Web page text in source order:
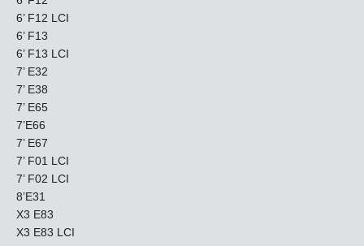
6’ F12 LCI
6’ F13
6’ F13 LCI
7’ E32
7’ E38
7’ E65
7’E66
7’ E67
7’ F01 LCI
7’ F02 LCI
8’E31
X3 E83
X3 E83 LCI